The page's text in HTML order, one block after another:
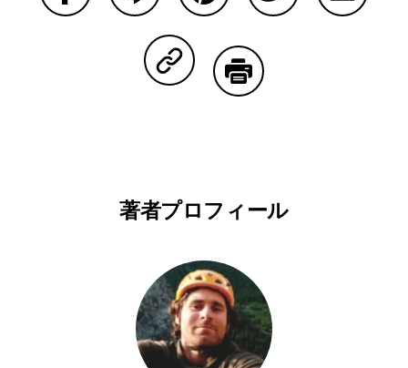
Copy Linkで共有する
著者プロフィール